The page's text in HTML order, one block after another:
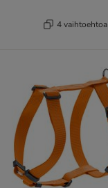
4 vaihtoehtoa